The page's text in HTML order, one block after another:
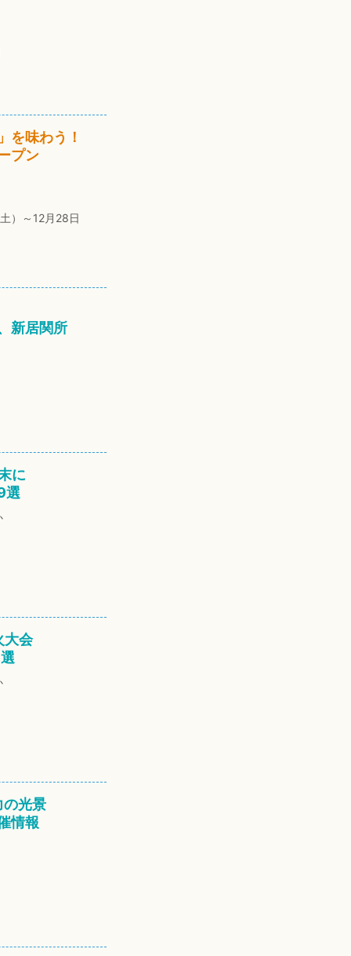
を味わう！
プン
）～12月28日
新居関所
に
選
大会
光景
情報